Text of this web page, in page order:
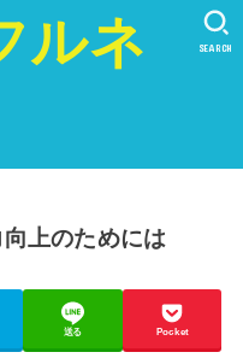
ルネ
SEARCH
上のためには
送る Pocket